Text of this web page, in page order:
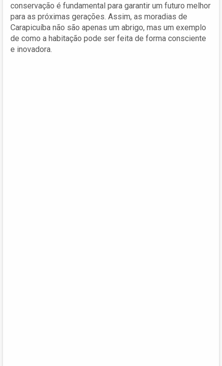
conservação é fundamental para garantir um futuro melhor
para as próximas gerações. Assim, as moradias de
Carapicuíba não são apenas um abrigo, mas um exemplo
de como a habitação pode ser feita de forma consciente
e inovadora.